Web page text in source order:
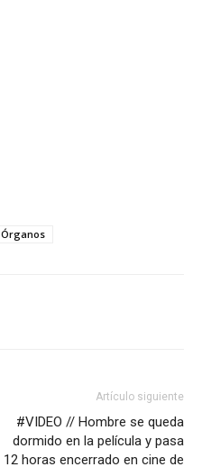
Órganos
Artículo siguiente
#VIDEO // Hombre se queda
dormido en la película y pasa
12 horas encerrado en cine de